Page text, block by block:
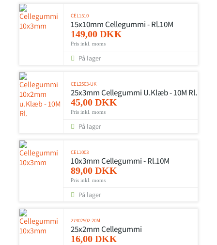
CEL1510
15x10mm Cellegummi - Rl.10M
149,00 DKK
Pris inkl. moms
På lager
CEL2503-UK
25x3mm Cellegummi U.Klæb - 10M Rl.
45,00 DKK
Pris inkl. moms
På lager
CEL1003
10x3mm Cellegummi - Rl.10M
89,00 DKK
Pris inkl. moms
På lager
27402502-20M
25x2mm Cellegummi
16,00 DKK